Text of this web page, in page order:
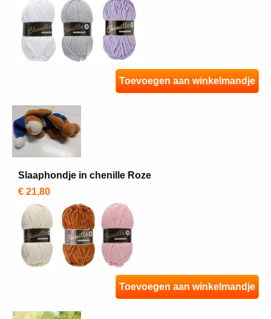
Toevoegen aan winkelmandje
Slaaphondje in chenille Roze
€ 21,80
Toevoegen aan winkelmandje